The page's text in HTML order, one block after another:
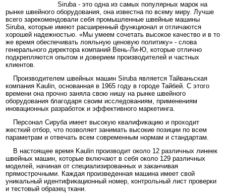
Siruba - это одна из самых популярных марок на
рынке швейного оборудования, она известна по всему миру. Лучше
всего зарекомендовали себя промышленные швейные машины
Siruba, которые имеют расширенный функционал и отличаются
хорошей надежностью. «Мы умеем сочетать высокое качество и в то
же время обеспечивать лояльную ценовую политику» - слова
генерального директора компаний Вень-Ли-Ю, которые отлично
подкрепляются опытом и доверием производителей и частных
клиентов.
Производителем швейных машин Siruba является Тайваньская
компания Kaulin, основанная в 1965 году в городе Тайбей. С этого
времени она прочно заняла свою нишу на рынке швейного
оборудования благодаря своим исследованиям, применениям
иновационных разработок и эффективного маркетинга.
Персонал Сируба имеет высокую квалификацию и проходит
жесткий отбор, что позволяет занимать высокие позиции по всем
параметрам и отвечать всем современным нормам и стандартам.
В настоящее время Kaulin производит около 12 различных линеек
швейных машин, которые включают в себя около 129 различных
моделей, начиная от специализированных и заканчивая
прямострочными. Каждая произведенная машина имеет свой
уникальный идентификационный номер, контрольный лист проверки
и тестовый образец ткани.